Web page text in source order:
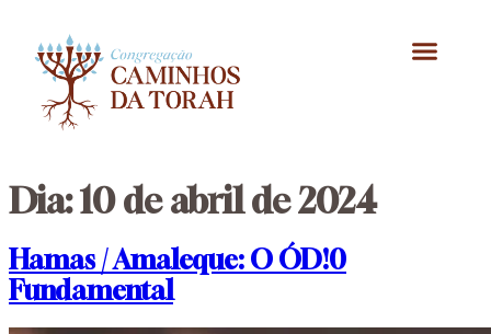
Dia:10 de abril de 2024
Hamas / Amaleque: O ÓD!0
Fundamental